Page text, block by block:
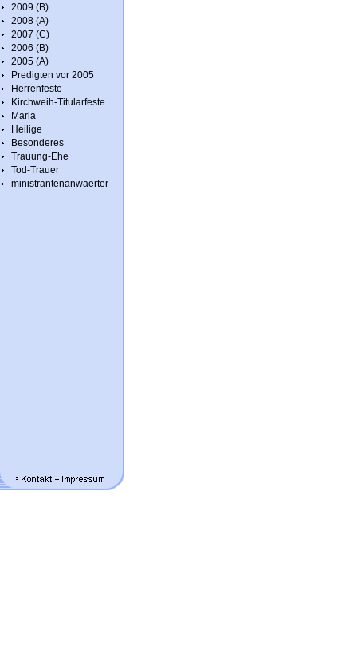
2009 (B)
2008 (A)
2007 (C)
2006 (B)
2005 (A)
Predigten vor 2005
Herrenfeste
Kirchweih-Titularfeste
Maria
Heilige
Besonderes
Trauung-Ehe
Tod-Trauer
ministrantenanwaerter